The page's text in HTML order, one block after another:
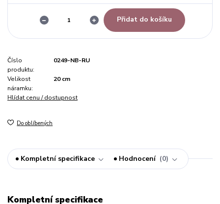
Přidat do košíku
Číslo
produktu:
0249-NB-RU
Velikost
náramku:
20 cm
Hlídat cenu / dostupnost
Do oblíbených
Kompletní specifikace Hodnocení 0
Kompletní specifikace